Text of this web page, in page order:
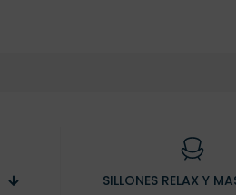
SILLONES RELAX Y